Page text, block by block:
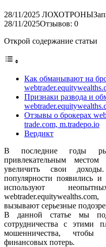
28/11/2025 ЛОХОТРОНЫ
28/11/2025Отзывов: 0
Открой содержание статьи
Как обманывают на
Признаки развода и
Отзывы о брокерах
trade.com, m.tradepo.io
Вердикт
В последние годы
привлекательным
увеличить свои
популярности появились
используют
вызывают серьезные
В данной статье мы
сотрудничества с этими
мошенничества, чтобы
финансовых потерь.